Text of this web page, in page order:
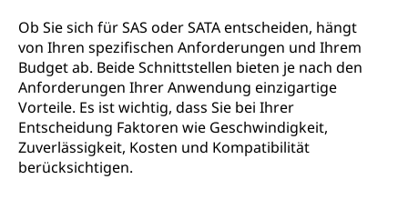
Ob Sie sich für SAS oder SATA entscheiden, hängt
von Ihren spezifischen Anforderungen und Ihrem
Budget ab. Beide Schnittstellen bieten je nach den
Anforderungen Ihrer Anwendung einzigartige
Vorteile. Es ist wichtig, dass Sie bei Ihrer
Entscheidung Faktoren wie Geschwindigkeit,
Zuverlässigkeit, Kosten und Kompatibilität
berücksichtigen.